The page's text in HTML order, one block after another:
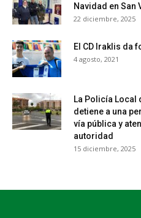
Navidad en San
22 diciembre, 2025
El CD Iraklis da
4 agosto, 2021
La Policía Local
detiene a una
vía pública y
autoridad
15 diciembre, 2025